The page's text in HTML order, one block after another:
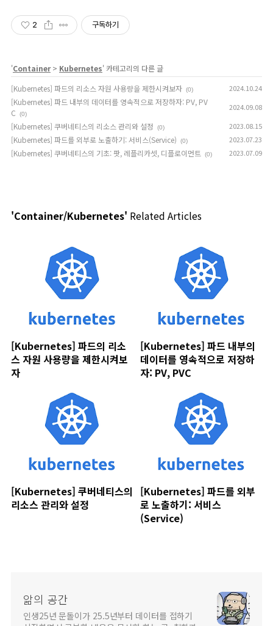
2 구독하기
'Container> Kubernetes' 카테고리의 다른 글
[Kubernetes] 파드의 리소스 자원 사용량을 제한시켜보자 (0) 2024.10.24
[Kubernetes] 파드 내부의 데이터를 영속적으로 저장하자: PV, PV
C
(0)
2024.09.08
[Kubernetes] 쿠버네티스의 리소스 관리와 설정 (0) 2023.08.15
[Kubernetes] 파드를 외부로 노출하기: 서비스(Service) (0) 2023.07.23
[Kubernetes] 쿠버네티스의 기초: 팟, 레플리카셋, 디플로이먼트 (0) 2023.07.09
'Container/Kubernetes' Related Articles
[Kubernetes] 파드의 리소
스 자원 사용량을 제한시켜보
자
[Kubernetes] 파드 내부의
데이터를 영속적으로 저장하
자: PV, PVC
[Kubernetes] 쿠버네티스의
리소스 관리와 설정
[Kubernetes] 파드를 외부
로 노출하기: 서비스
(Service)
앎의 공간
인생25년 문돌이가 25.5년부터 데이터를 접하기